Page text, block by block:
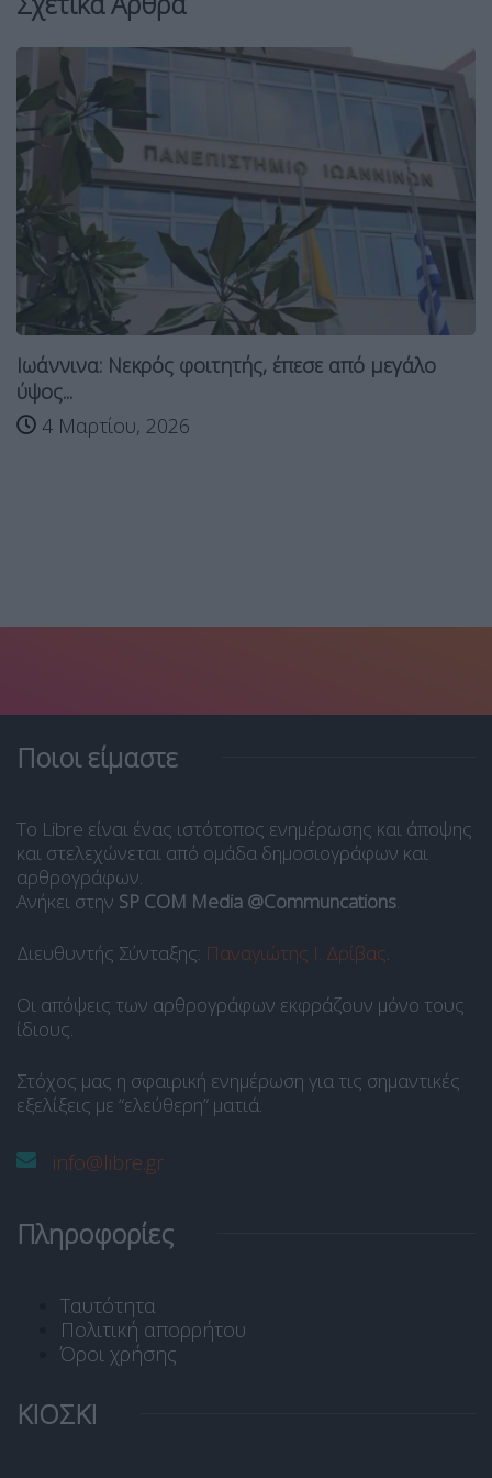
Ιωάννινα: Νεκρός φοιτητής, έπεσε από μεγάλο
ύψος...
4 Μαρτίου, 2026
Ποιοι είμαστε
Το Libre είναι ένας ιστότοπος ενημέρωσης και άποψης
και στελεχώνεται από ομάδα δημοσιογράφων και
αρθρογράφων.
Ανήκει στην SP COM Media @Communcations.
Διευθυντής Σύνταξης: Παναγιώτης Ι. Δρίβας.
Οι απόψεις των αρθρογράφων εκφράζουν μόνο τους
ίδιους.
Στόχος μας η σφαιρική ενημέρωση για τις σημαντικές
εξελίξεις με “ελεύθερη” ματιά.
info@libre.gr
Πληροφορίες
Ταυτότητα
Πολιτική απορρήτου
Όροι χρήσης
ΚΙΟΣΚΙ